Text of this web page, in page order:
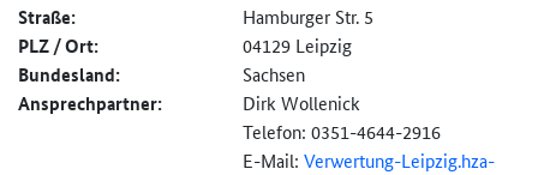
Straße: Hamburger Str. 5
PLZ / Ort: 04129 Leipzig
Bundesland: Sachsen
Ansprechpartner:
Dirk Wollenick
Telefon: 0351-4644-2916
E-Mail: Verwertung-Leipzig.hza-